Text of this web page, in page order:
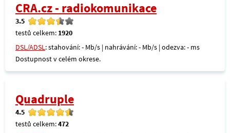
CRA.cz - radiokomunikace
3.5
testů celkem: 1920
DSL/ADSL: stahování: - Mb/s | nahrávání: - Mb/s | odezva: - ms
Dostupnost v celém okrese.
Quadruple
4.5
testů celkem:472